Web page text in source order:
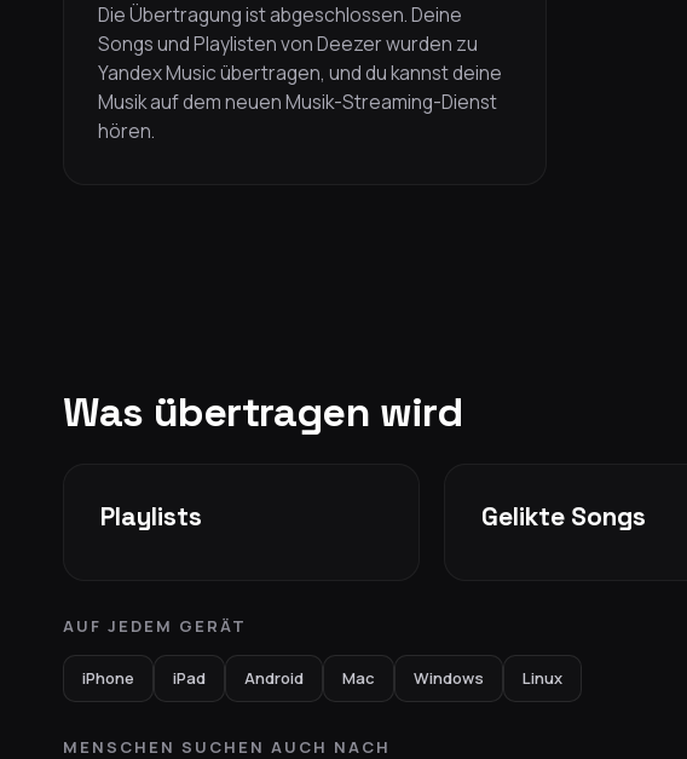
Die Übertragung ist abgeschlossen. Deine
Songs und Playlisten von Deezer wurden zu
Yandex Music übertragen, und du kannst deine
Musik auf dem neuen Musik-Streaming-Dienst
hören.
Was übertragen wird
Playlists Gelikte Songs
AUF JEDEM GERÄT
iPhone iPad Android Mac Windows Linux
MENSCHEN SUCHEN AUCH NACH